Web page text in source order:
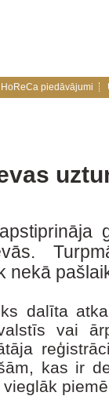
HoReCa piedāvājumi
nekā
dalīta
vai
kas ir
vieglāk